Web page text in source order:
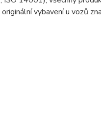
vybavení u vozů